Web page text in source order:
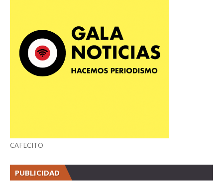
CAFECITO
PUBLICIDAD